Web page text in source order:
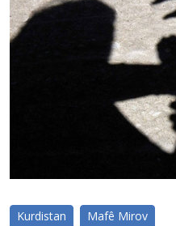
Kurdistan Mafê Mirov